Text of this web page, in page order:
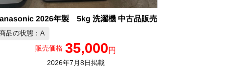
2026年製 5kg 洗濯機 中古品販売
品の状態：A
販売価格 35,000円
2026年7月8日掲載